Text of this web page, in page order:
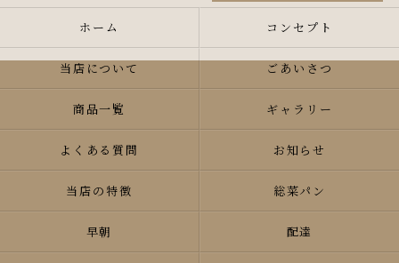
ホーム コンセプト
当店について ごあいさつ
商品一覧 ギャラリー
よくある質問 お知らせ
当店の特徴 総菜パン
早朝 配達